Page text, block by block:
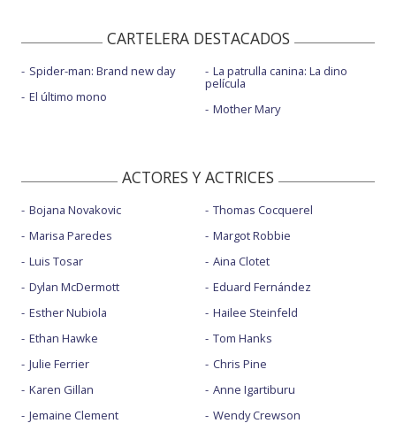
CARTELERA DESTACADOS
Spider-man: Brand new day
El último mono
La patrulla canina: La dino
película
Mother Mary
ACTORES Y ACTRICES
Bojana Novakovic
Marisa Paredes
Luis Tosar
Dylan McDermott
Esther Nubiola
Ethan Hawke
Julie Ferrier
Karen Gillan
Jemaine Clement
Thomas Cocquerel
Margot Robbie
Aina Clotet
Eduard Fernández
Hailee Steinfeld
Tom Hanks
Chris Pine
Anne Igartiburu
Wendy Crewson